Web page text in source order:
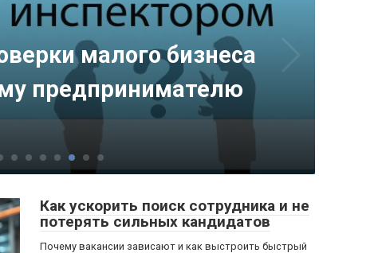
малого бизнеса
предпринимателю
Как ускорить поиск сотрудника и не
потерять сильных кандидатов
Почему вакансии зависают и как выстроить быстрый